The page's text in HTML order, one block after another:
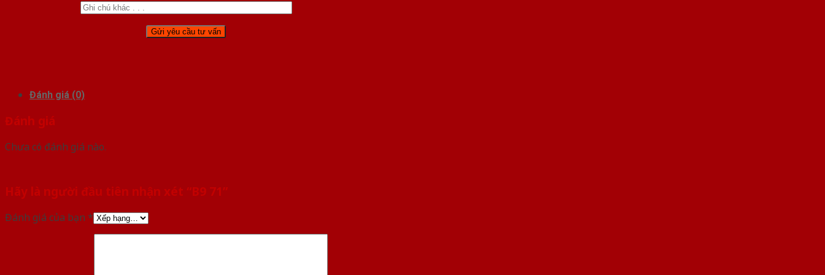
Đánh giá (0)
Đánh giá
Chưa có đánh giá nào.
Hãy là người đầu tiên nhận xét “B9 71”
Đánh giá của bạn *